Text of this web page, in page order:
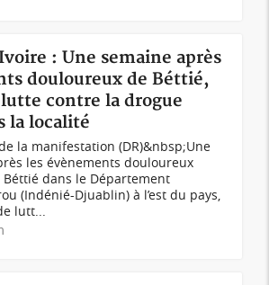
: Une semaine après
douloureux de Béttié,
contre la drogue
la localité
la manifestation (DR)&nbsp;Une
les évènements douloureux
Béttié dans le Département
(Indénié-Djuablin) à l’est du pays,
lutt...